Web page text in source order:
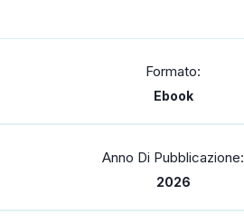
Formato:
Ebook
Anno Di Pubblicazione:
2026